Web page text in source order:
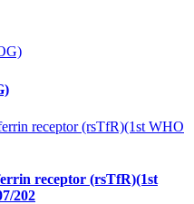
receptor (rsTfR)(1st
202